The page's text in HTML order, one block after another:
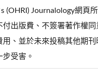
(OHRI) Journalology網頁
付出版費、不簽署著作權
用、並於未來投稿其他期
受害。